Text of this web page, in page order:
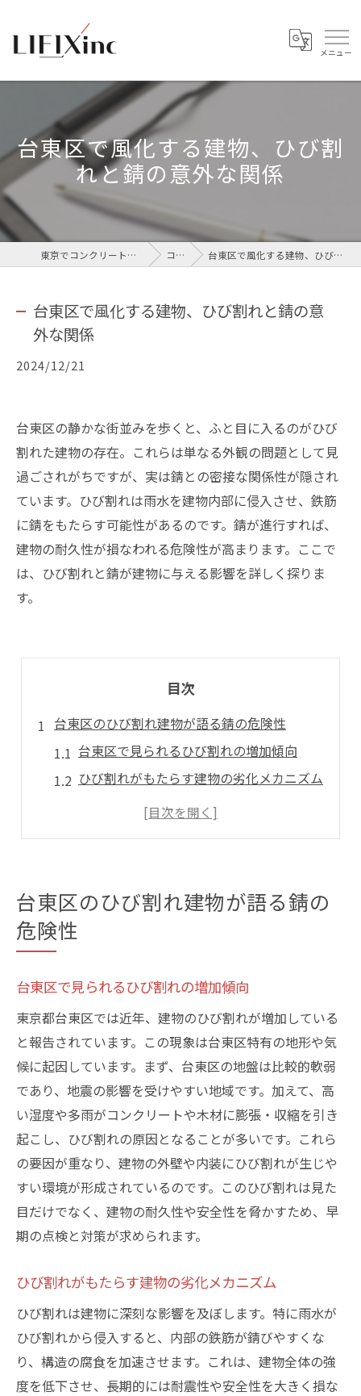
台東区で風化する建物、ひび割
れと錆の意外な関係
東京でコンクリートなら株式会社LIFIX コラム 台東区で風化する建物、ひび割れと錆の意外な関係
台東区で風化する建物、ひび割れと錆の意
外な関係
2024/12/21
台東区の静かな街並みを歩くと、ふと目に入るのがひび
割れた建物の存在。これらは単なる外観の問題として見
過ごされがちですが、実は錆との密接な関係性が隠され
ています。ひび割れは雨水を建物内部に侵入させ、鉄筋
に錆をもたらす可能性があるのです。錆が進行すれば、
建物の耐久性が損なわれる危険性が高まります。ここで
は、ひび割れと錆が建物に与える影響を詳しく探りま
す。
目次
台東区のひび割れ建物が語る錆の危険性
台東区で見られるひび割れの増加傾向
ひび割れがもたらす建物の劣化メカニズム
錆が建物の構造に与える致命的な影響
台東区におけるひび割れの具体的事例
ひび割れが錆を招くメカニズムを解明する
台東区特有の気候条件が影響する要因
建物の材料とひび割れの関連性
防水対策の欠如がもたらす悪影響
ひび割れによる錆の拡大を防ぐ方法
台東区でのひび割れ観察が教える防錆対策
現場調査から得られるひび割れの兆候
台東区における効果的な防錆技術
日常的な点検とメンテナンスの重要性
ひび割れを未然に防ぐ設計の工夫
地域特性に応じた建材選びのコツ
ひび割れの予防策とその実践方法
ひび割れによる建物の寿命への影響
持続可能な建築を実現するための課題
未来の建物設計におけるひび割れ対策
台東区のひび割れ建物が語る錆の
危険性
台東区で見られるひび割れの増加傾向
東京都台東区では近年、建物のひび割れが増加している
と報告されています。この現象は台東区特有の地形や気
候に起因しています。まず、台東区の地盤は比較的軟弱
であり、地震の影響を受けやすい地域です。加えて、高
い湿度や多雨がコンクリートや木材に膨張・収縮を引き
起こし、ひび割れの原因となることが多いです。これら
の要因が重なり、建物の外壁や内装にひび割れが生じや
すい環境が形成されているのです。このひび割れは見た
目だけでなく、建物の耐久性や安全性を脅かすため、早
期の点検と対策が求められます。
ひび割れがもたらす建物の劣化メカニズム
ひび割れは建物に深刻な影響を及ぼします。特に雨水が
ひび割れから侵入すると、内部の鉄筋が錆びやすくな
り、構造の腐食を加速させます。これは、建物全体の強
度を低下させ、長期的には耐震性や安全性を大きく損な